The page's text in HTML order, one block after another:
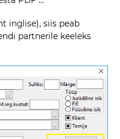
inglise), siis peab
partnerile keeleks